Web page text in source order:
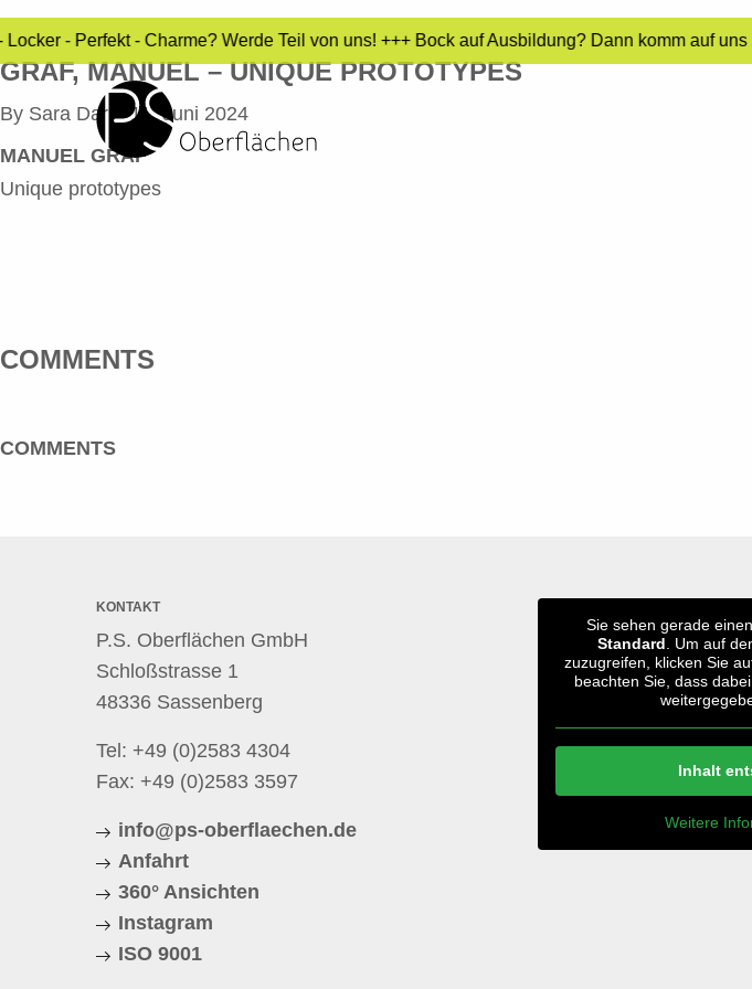
- Perfekt - Charme? Werde Teil von uns! +++ Bock auf Ausbildung? Dann komm auf
GRAF, MANUEL – UNIQUE PROTOTYPES
By Sara Dari•11. Juni 2024
MANUEL GRAF
Unique prototypes
COMMENTS
COMMENTS
KONTAKT
P.S. Oberflächen GmbH
Schloßstrasse 1
48336 Sassenberg
Tel: +49 (0)2583 4304
Fax: +49 (0)2583 3597
info@ps-oberflaechen.de
Anfahrt
360° Ansichten
Instagram
ISO 9001
Sie sehen gerade
Standard . Um auf
zuzugreifen, klicken Sie
beachten Sie, dass
Inhalt
Weitere